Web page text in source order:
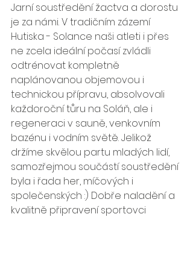
Jarní soustředění žactva a dorostu
je za námi. V tradičním zázemí
Hutiska - Solance naši atleti i přes
ne zcela ideální počasí zvládli
odtrénovat kompletně
naplánovanou objemovou i
technickou přípravu, absolvovali
každoroční tůru na Soláň, ale i
regeneraci v sauně, venkovním
bazénu i vodním světě. Jelikož
držíme skvělou partu mladých lidí,
samozřejmou součástí soustředění
byla i řada her, míčových i
společenských :) Dobře naladění a
kvalitně připravení sportovci